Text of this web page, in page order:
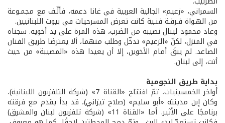
السمراني، «زعيم» الجالية العربية في غانا دعمه، فألّـف مع مجمـوعة
من الهـواة فـرقـة فنـية كانت تعرض المسرحيات في بيوت اللبنانيين.
وعاد محمود لينال نصيبه من الضرب، هذه المرة على يد أخويه. سجناه
في المنزل، لكنّ «الزعيم» تدخّل وطلب منهما، ألا يعترضا طريق الفنان
الصاعد. لم يبقَ أمام الأخوين، إلا أن يعيدا هذه «المصيبة» من حيث
أتت، إلى لبنان.
بداية طريق النجومية
أواخر الخمسينيات، تمّ افتتاح «القناة 7» (شركة التلفزيون اللبنانية)،
وكان إبن مدينته «أبو سليم» (صلاح تيزاني)، قد بدأ يقدم مع فرقته
برنامجًا على الأثير. أما «القناة 11» (شركة تلفزيون لبنان والمشرق)